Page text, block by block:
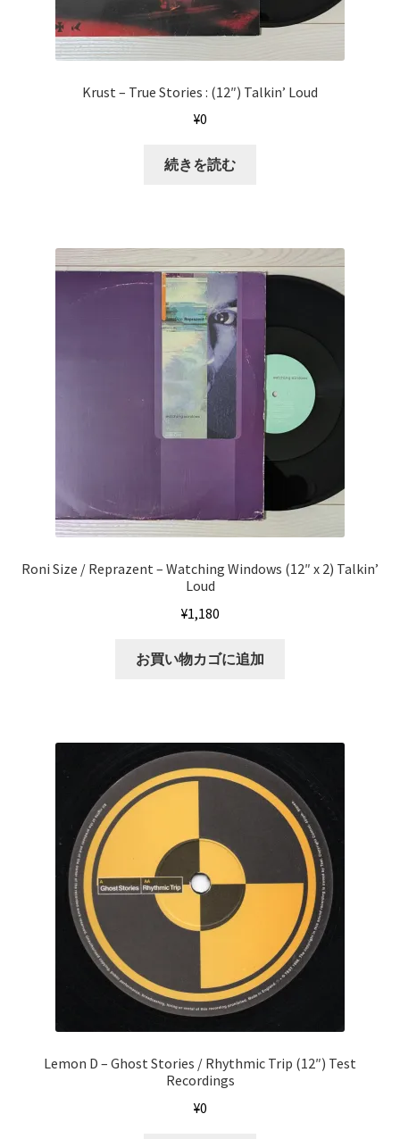
Krust ‎– True Stories : (12″) Talkin’ Loud
¥0
続きを読む
Roni Size / Reprazent ‎– Watching Windows (12″ x 2) Talkin’
Loud
¥1,180
お買い物カゴに追加
Lemon D ‎– Ghost Stories / Rhythmic Trip (12″) Test
Recordings
¥0